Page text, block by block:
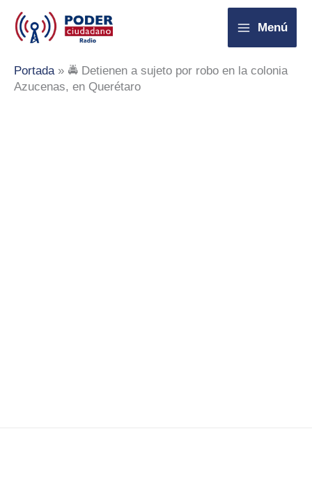
contenido
Menú
Portada» 🚔 Detienen a sujeto por robo en la colonia
Azucenas, en Querétaro